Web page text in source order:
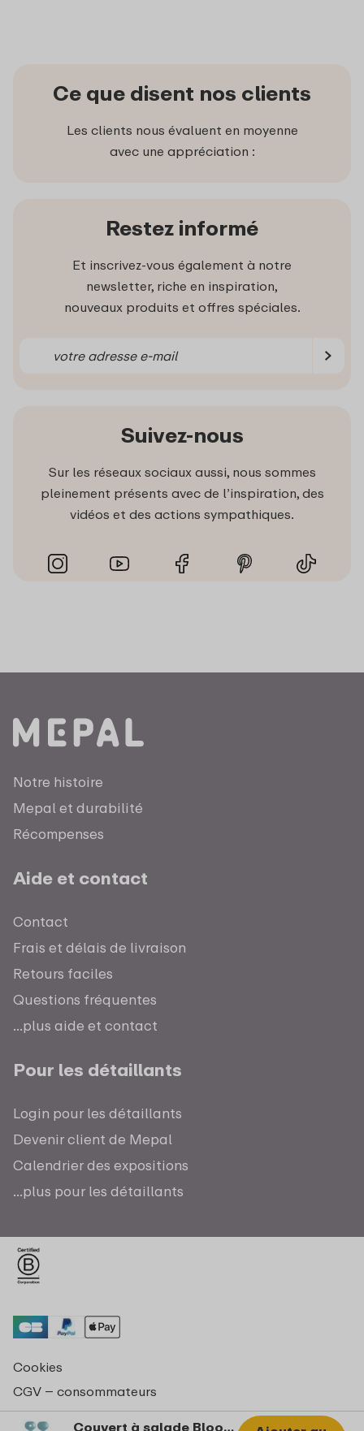
Couvert à salade Bloom 2 pièces - Pebble green.
Ce que disent nos clients
Les clients nous évaluent en moyenne
avec une appréciation :
Restez informé
Et inscrivez-vous également à notre
newsletter, riche en inspiration,
nouveaux produits et offres spéciales.
Suivez-nous
Sur les réseaux sociaux aussi, nous sommes
pleinement présents avec de l’inspiration, des
vidéos et des actions sympathiques.
Notre histoire
Mepal et durabilité
Récompenses
Aide et contact
Contact
Frais et délais de livraison
Retours faciles
Questions fréquentes
...plus aide et contact
Pour les détaillants
Login pour les détaillants
Devenir client de Mepal
Calendrier des expositions
...plus pour les détaillants
Cookies
CGV – consommateurs
Déclaration de confidentialité